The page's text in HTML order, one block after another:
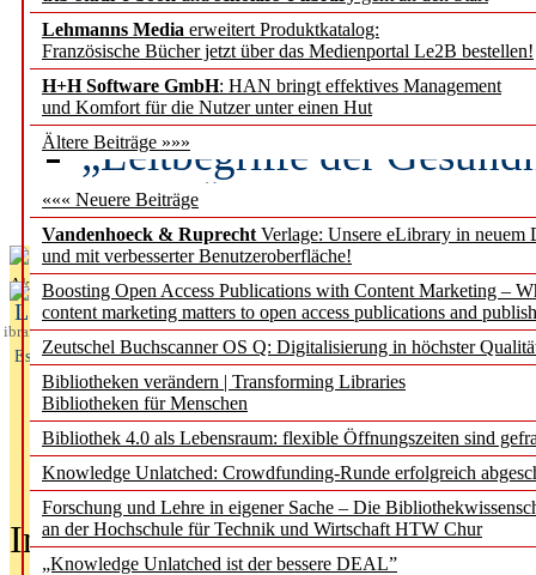
Lehmanns Media erweitert Produktkatalog:
Französische Bücher jetzt über das Medienportal Le2B bestellen!
H+H Software GmbH: HAN bringt effektives Management
und Komfort für die Nutzer unter einen Hut
Ältere Beiträge »»»
««« Neuere Beiträge
Vandenhoeck & Ruprecht Verlage: Unsere eLibrary in neuem
und mit verbesserter Benutzeroberfläche!
Boosting Open Access Publications with Content Marketing –
content marketing matters to open access publications and
Zeutschel Buchscanner OS Q: Digitalisierung in höchster
Bibliotheken verändern | Transforming Libraries
Bibliotheken für Menschen
Bibliothek 4.0 als Lebensraum: flexible Öffnungszeiten sind
Knowledge Unlatched: Crowdfunding-Runde erfolgreich
Forschung und Lehre in eigener Sache – Die
an der Hochschule für Technik und Wirtschaft HTW Chur
„Knowledge Unlatched ist der bessere DEAL”
Künstliche Intelligenz
besser zu verstehen
„Leitbegriffe der
des BIÖG erscheinen
Aktuelles aus
L
ibrary
Essentials
In der Ausgabe06/2026(August